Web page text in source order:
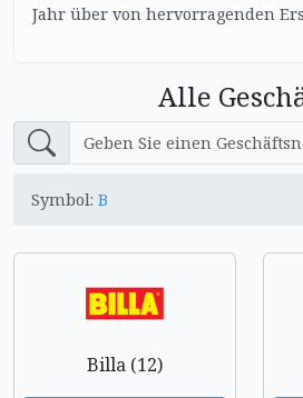
Jahr über von hervorragenden
Alle
Symbol: B
Billa (12)